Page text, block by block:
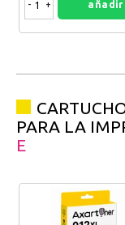
- + añadir
PARA LA
E